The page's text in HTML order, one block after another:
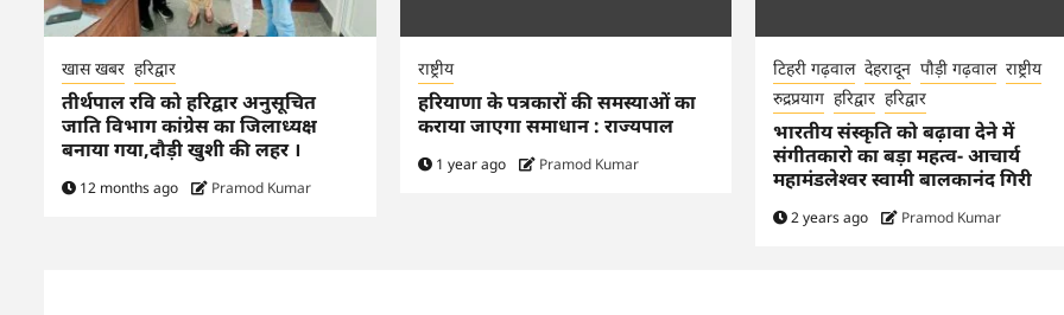
खास खबर हरिद्वार
तीर्थपाल रवि को हरिद्वार अनुसूचित
जाति विभाग कांग्रेस का जिलाध्यक्ष
बनाया गया,दौड़ी खुशी की लहर ।
12 months ago Pramod Kumar
राष्ट्रीय
हरियाणा के पत्रकारों की समस्याओं का
कराया जाएगा समाधान : राज्यपाल
1 year ago Pramod Kumar
टिहरी गढ़वाल देहरादून पौड़ी गढ़वाल राष्ट्रीय
रुद्रप्रयाग हरिद्वार हरिद्वार
भारतीय संस्कृति को बढ़ावा देने में
संगीतकारो का बड़ा महत्व- आचार्य
महामंडलेश्वर स्वामी बालकानंद गिरी
2 years ago Pramod Kumar